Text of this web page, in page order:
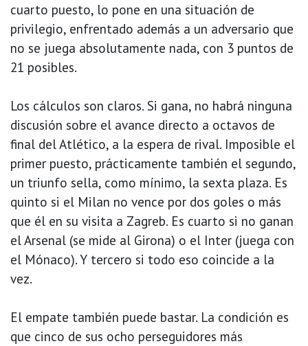
cuarto puesto, lo pone en una situación de
privilegio, enfrentado además a un adversario que
no se juega absolutamente nada, con 3 puntos de
21 posibles.
Los cálculos son claros. Si gana, no habrá ninguna
discusión sobre el avance directo a octavos de
final del Atlético, a la espera de rival. Imposible el
primer puesto, prácticamente también el segundo,
un triunfo sella, como mínimo, la sexta plaza. Es
quinto si el Milan no vence por dos goles o más
que él en su visita a Zagreb. Es cuarto si no ganan
el Arsenal (se mide al Girona) o el Inter (juega con
el Mónaco). Y tercero si todo eso coincide a la
vez.
El empate también puede bastar. La condición es
que cinco de sus ocho perseguidores más